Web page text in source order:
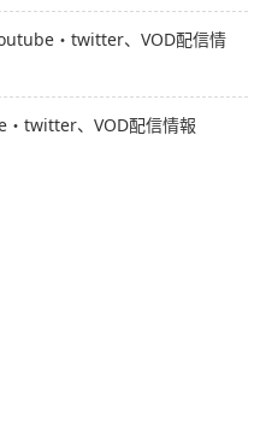
・twitter、VOD配信情
・twitter、VOD配信情報